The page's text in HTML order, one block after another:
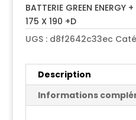
BATTERIE GREEN
175 X 190 +D
UGS : d8f2642c33ec
Description
Informations